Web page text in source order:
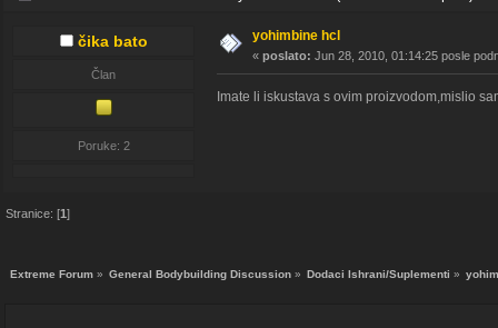
čika bato
Član
Poruke: 2
yohimbine hcl
« poslato: Jun 28, 2010, 01:14:25 posle
Imate li iskustava s ovim proizvodom,mislio
Stranice: [1]
Extreme Forum » General Bodybuilding Discussion » Dodaci Ishrani/Suplementi »